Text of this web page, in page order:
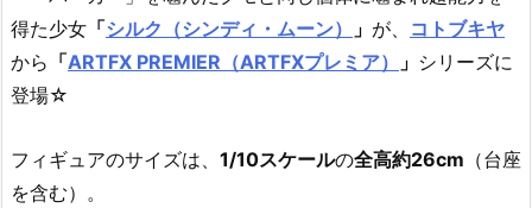
得た少女 「シルク（シンディ・ムーン） 」 が、 コトブキヤ
から 「ARTFX PREMIER（ARTFXプレミア） 」 シリーズに
登場☆
フィギュアのサイズは、 1/10スケールの全高約26cm （台座
を含む）。